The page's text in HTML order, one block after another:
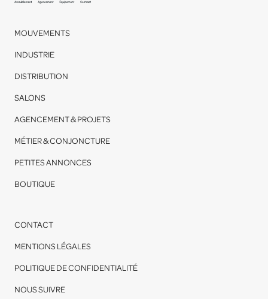
MOUVEMENTS
INDUSTRIE
DISTRIBUTION
SALONS
AGENCEMENT & PROJETS
MÉTIER & CONJONCTURE
PETITES ANNONCES
BOUTIQUE
CONTACT
MENTIONS LÉGALES
POLITIQUE DE CONFIDENTIALITÉ
NOUS SUIVRE